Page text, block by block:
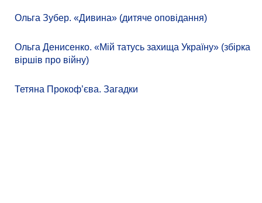
Ольга Зубер. «Дивина» (дитяче оповідання)
Ольга Денисенко. «Мій татусь захища Україну» (збірка
віршів про війну)
Тетяна Прокоф’єва. Загадки